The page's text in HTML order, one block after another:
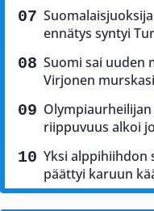
ennätys syntyi
Suomi sai uuden
Virjonen
riippuvuus alkoi
Yksi alppihiihdon
päättyi karuun